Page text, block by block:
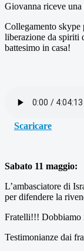
Giovanna riceve
Collegamento skype
liberazione da spiriti
battesimo in casa!
Scaricare
Sabato 11 maggio:
L’ambasciatore di
per difendere la
Fratelli!!! Dobbiamo
Testimonianze dai